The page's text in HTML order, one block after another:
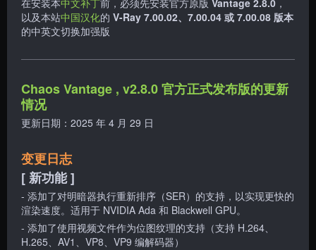
在安装本中文补丁前，必须先安装官方原版 Vantage 2.8.0 ，
以及本站中国汉化的 V-Ray 7.00.02、 7.00.04 或 7.00.08 版本
的中英文切换加强版
Chaos Vantage , v2.8.0 官方正式发布版的更新
情况
更新日期：2025 年 4 月 29 日
变更日志
[ 新功能 ]
- 添加了对明暗器执行重新排序（SER）的支持，以实现更快的
渲染速度。适用于 NVIDIA Ada 和 Blackwell GPU。
- 添加了使用视频文件作为位图纹理的支持（支持 H.264、
H.265、AV1、VP8、VP9 编解码器）